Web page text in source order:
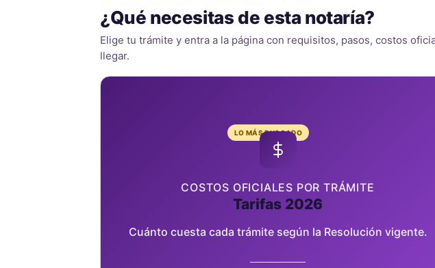
¿Qué necesitas de esta notaría?
Elige tu trámite y entra a la página con requisitos, pasos, costos
llegar.
LO MÁS BUSCADO
COSTOS OFICIALES POR TRÁMITE
Tarifas 2026
Cuánto cuesta cada trámite según la Resolución vigente.